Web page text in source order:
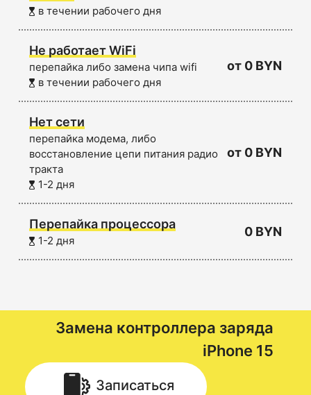
в течении рабочего дня
Не работает WiFi
перепайка либо замена чипа wifi
в течении рабочего дня
от 0 BYN
Нет сети
перепайка модема, либо
восстановление цепи питания радио
тракта
1-2 дня
от 0 BYN
Перепайка процессора
1-2 дня
0 BYN
Замена контроллера заряда
iPhone 15
Записаться